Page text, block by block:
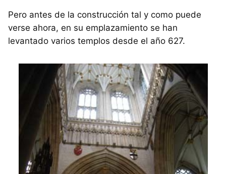
Pero antes de la construcción tal y como puede
verse ahora, en su emplazamiento se han
levantado varios templos desde el año 627.